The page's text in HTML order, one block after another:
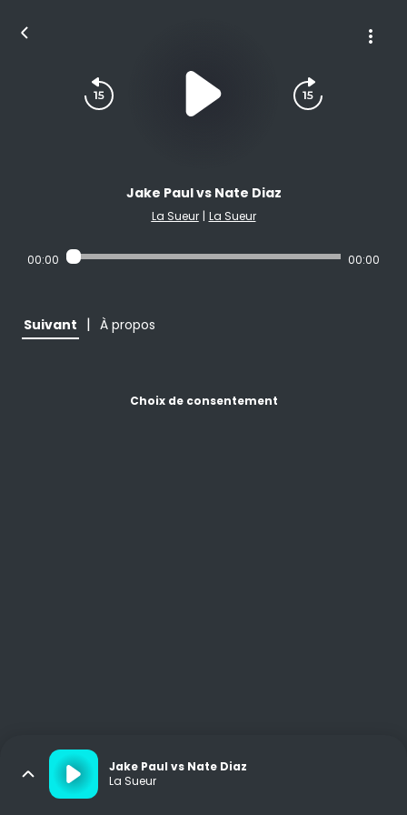
Jake Paul vs Nate Diaz
La Sueur | La Sueur
00:00 00:00
Suivant | À propos
Choix de consentement
Jake Paul vs Nate Diaz
La Sueur